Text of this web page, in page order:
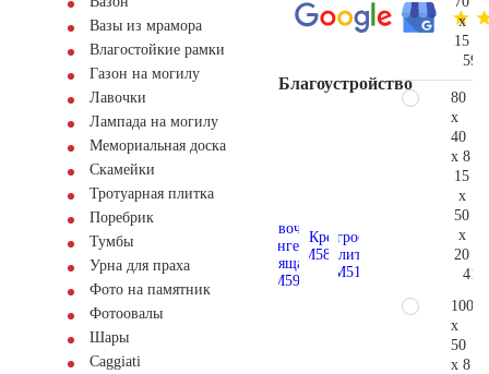
Вазы из мрамора
Влагостойкие рамки
Газон на могилу
Лавочки
Лампада на могилу
Мемориальная доска
Скамейки
Тротуарная плитка
Поребрик
Тумбы
Урна для праха
Фото на памятник
Фотоовалы
Шары
Сaggiati
Благоустройство
x
15
80
x
40
x 8
15
x
50
x
20
100
x
50
x 8